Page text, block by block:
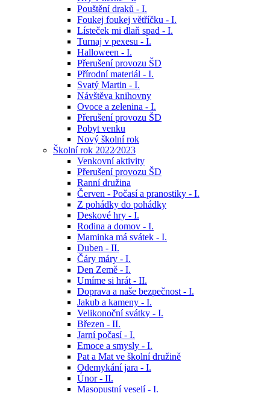
Pouštění draků - I.
Foukej foukej větříčku - I.
Lísteček mi dlaň spad - I.
Turnaj v pexesu - I.
Halloween - I.
Přerušení provozu ŠD
Přírodní materiál - I.
Svatý Martin - I.
Návštěva knihovny
Ovoce a zelenina - I.
Přerušení provozu ŠD
Pobyt venku
Nový školní rok
Školní rok 2022⁄2023
Venkovní aktivity
Přerušení provozu ŠD
Ranní družina
Červen - Počasí a pranostiky - I.
Z pohádky do pohádky
Deskové hry - I.
Rodina a domov - I.
Maminka má svátek - I.
Duben - II.
Čáry máry - I.
Den Země - I.
Umíme si hrát - II.
Doprava a naše bezpečnost - I.
Jakub a kameny - I.
Velikonoční svátky - I.
Březen - II.
Jarní počasí - I.
Emoce a smysly - I.
Pat a Mat ve školní družině
Odemykání jara - I.
Únor - II.
Masopustní veselí - I.